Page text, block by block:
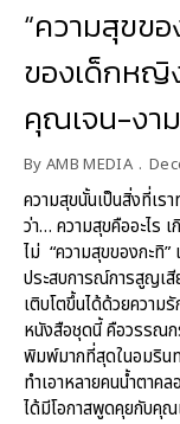
“ความสุขขอ
ของเด็กหญิ
คุณเจน-งา
By AMB MEDIA
ความสุขนั้นเป็นสิ่งที่เร
ว่า… ความสุขคืออะไร
ไม่ “ความสุขของกะทิ
ประสบการณ์การสูญเ
เติบโตขึ้นได้ด้วยควา
หนังสือชุดนี้ คือวรรณ
พิมพ์มากที่สุดในอมริน
ทำเอาหลายคนน้ำตาค
ได้มีโอกาสพูดคุยกับคุ